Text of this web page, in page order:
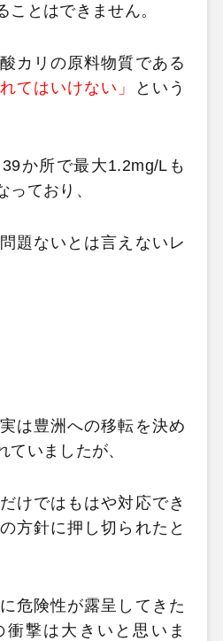
ことはできません。
カリの原料物質である
てはいけない」
という
か所で最大1.2mg/Lも
っており、
題ないとは言えないレ
は豊洲への移転を決め
ていましたが、
けではもはや対応でき
方針に押し切られたと
危険性が露呈してきた
衝撃は大きいと思いま